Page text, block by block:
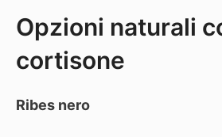
Opzioni naturali
cortisone
Ribes nero